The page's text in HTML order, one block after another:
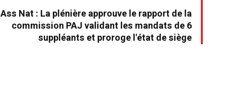
Ass Nat : La plénière approuve le rapport de la
commission PAJ validant les mandats de 6
suppléants et proroge l'état de siège